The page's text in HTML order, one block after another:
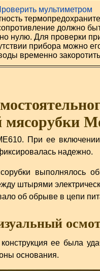
мультиметром
должно
нулю. Для проверки
прибора можно
временно закоротить
мясорубки
При ее
надежно.
выполнялось
штырями
об обрыве в цепи
ее была
основания.